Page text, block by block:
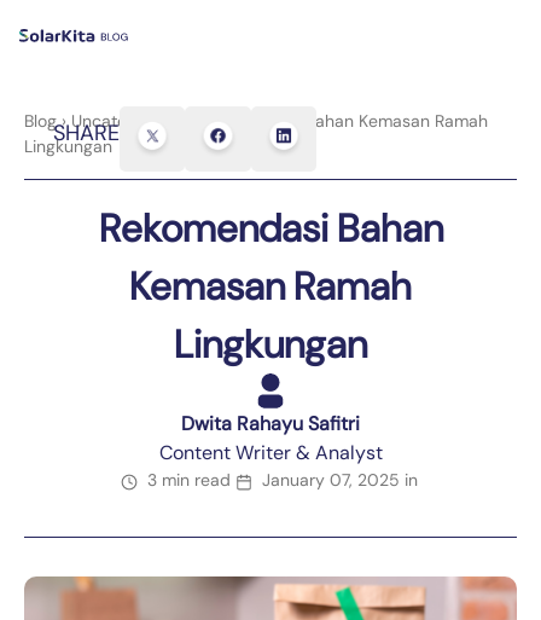
SHARE
Blog›Uncategorized
Rekomendasi Bahan Kemasan Ramah
Lingkungan
Rekomendasi Bahan
Kemasan Ramah
Lingkungan
Dwita Rahayu Safitri
Content Writer & Analyst
3 min read January 07, 2025 in